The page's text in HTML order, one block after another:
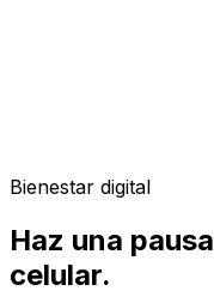
Bienestar digital
Haz una pausa
celular.